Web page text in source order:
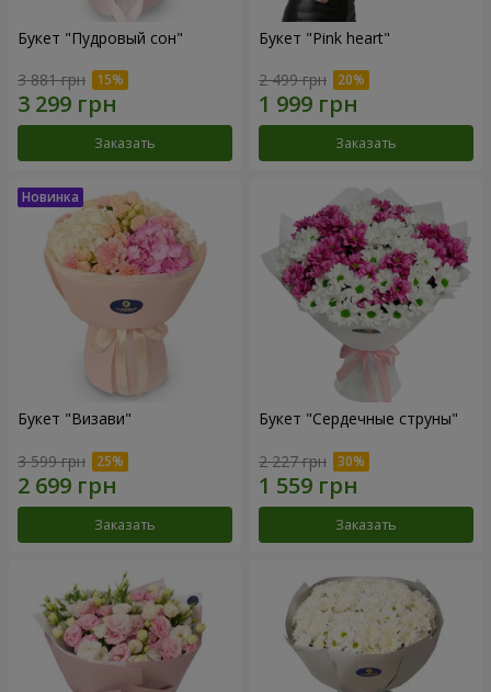
Букет "Пудровый сон"
3 881 грн
Заказать
Букет "Pink heart"
2 499 грн
Заказать
Букет "Визави"
3 599 грн
Заказать
Букет "Сердечные струны"
2 227 грн
Заказать